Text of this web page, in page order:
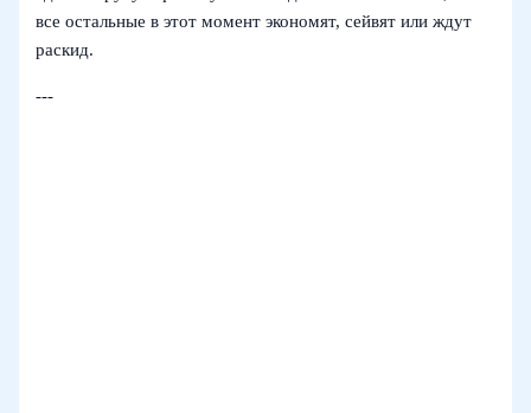
все остальные в этот момент экономят, сейвят или ждут
раскид.
---